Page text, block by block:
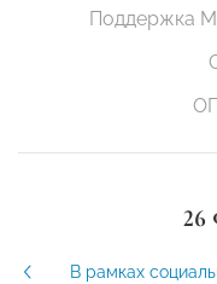
Поддержка
26
В рамках